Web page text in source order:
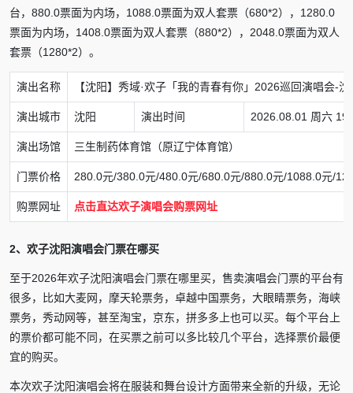
台，880.0票面为内场，1088.0票面为双人套票（680*2），1280.0
票面为内场，1408.0票面为双人套票（880*2），2048.0票面为双人
套票（1280*2）。
演出名称 【沈阳】秀域·欢子「我的青春有你」2026巡回演唱会-沈
演出城市 沈阳 演出时间 2026.08.01 周六
演出场馆 三生制药体育馆（原辽宁体育馆）
门票价格 280.0元/380.0元/480.0元/680.0元/880.0元/1088.0元/
购票网址 点击直达欢子演唱会购票网址
2、欢子沈阳演唱会门票在哪买
至于2026年欢子沈阳演唱会门票在哪里买，售卖演唱会门票的平台有
很多，比如大麦网，摩天轮票务，卓越中国票务，大眼睛票务，海峡
票务，秀动网等，甚至淘宝，京东，拼多多上也可以买。每个平台上
的票价都可能不同，在买票之前可以多比较几个平台，选择票价最便
宜的购买。
本次欢子沈阳演唱会将在服装和舞台设计方面带来全新的升级，无论